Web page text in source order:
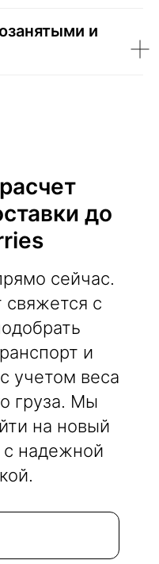
и
до
сейчас.
с
и
учетом веса
груза. Мы
на новый
надежной